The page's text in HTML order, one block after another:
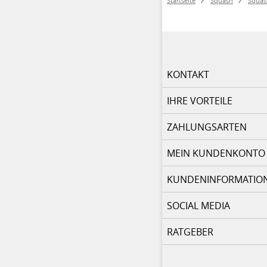
KONTAKT
IHRE VORTEILE
ZAHLUNGSARTEN
MEIN KUNDENKONTO
SOCIAL MEDIA
RATGEBER